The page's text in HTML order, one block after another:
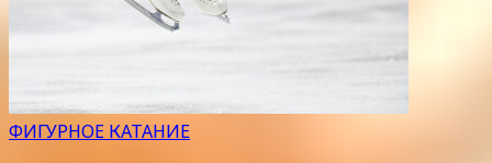
ФИГУРНОЕ КАТАНИЕ